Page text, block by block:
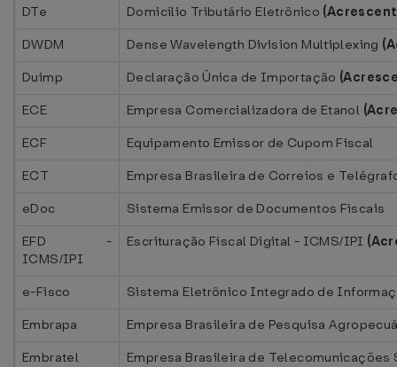
DTe
Domicílio Tributário Eletrônico
DWDM
Dense Wavelength Division Multiplexing
Duimp
Declaração Única de Importação
ECE
Empresa Comercializadora de Etanol
ECF
Equipamento Emissor de Cupom Fiscal
ECT
Empresa Brasileira de Correios e
eDoc
Sistema Emissor de Documentos Fiscais
EFD -
ICMS/IPI
Escrituração Fiscal Digital - ICMS/IPI
e-Fisco
Sistema Eletrônico Integrado de
Embrapa
Empresa Brasileira de Pesquisa
Embratel
Empresa Brasileira de Telecomunicações